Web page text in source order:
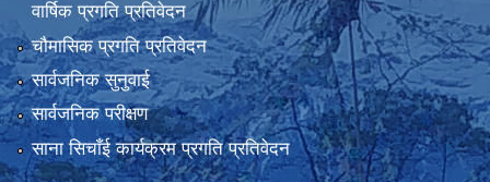
वार्षिक प्रगति प्रतिवेदन
चौमासिक प्रगति प्रतिवेदन
सार्वजनिक सुनुवाई
सार्वजनिक परीक्षण
साना सिचाँई कार्यक्रम प्रगति प्रतिवेदन